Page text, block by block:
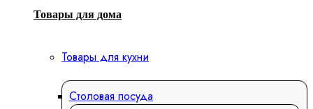
Товары для дома
Товары для кухни
Столовая посуда